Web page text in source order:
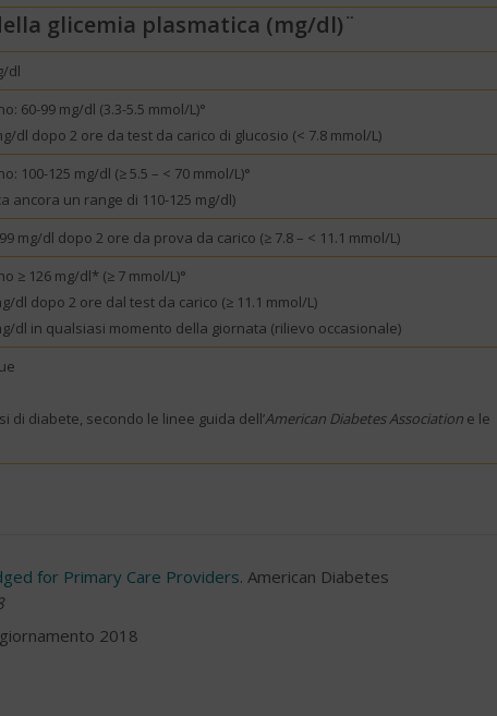
glicemia plasmatica (mg/dl)¨
dl
60-99 mg/dl (3.3-5.5 mmol/L)°
dl dopo 2 ore da test da carico di glucosio (< 7.8 mmol/L)
100-125 mg/dl (≥ 5.5 – < 70 mmol/L)°
ancora un range di 110-125 mg/dl)
mg/dl dopo 2 ore da prova da carico (≥ 7.8 – < 11.1 mmol/L)
≥ 126 mg/dl* (≥ 7 mmol/L)°
dl dopo 2 ore dal test da carico (≥ 11.1 mmol/L)
dl in qualsiasi momento della giornata (rilievo occasionale)
diabete, secondo le linee guida dell’American Diabetes Association e le
for Primary Care Providers. American Diabetes
2018